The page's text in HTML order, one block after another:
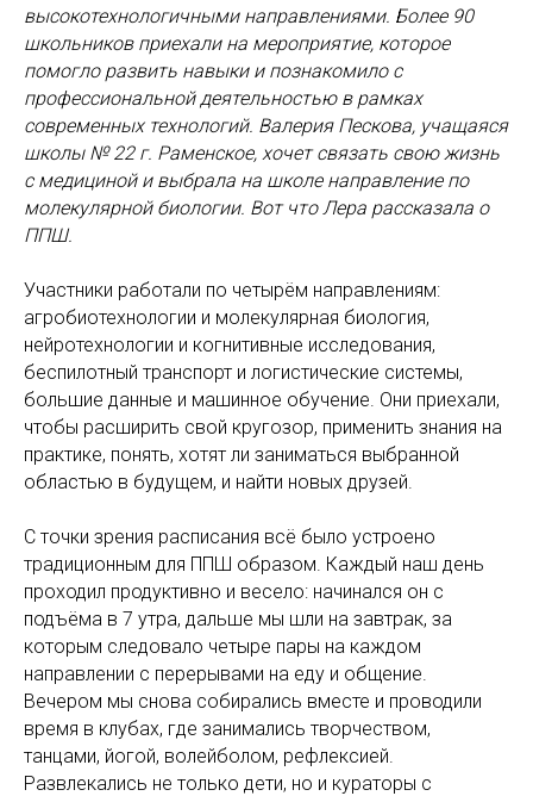
высокотехнологичными направлениями. Более 90
школьников приехали на мероприятие, которое
помогло развить навыки и познакомило с
профессиональной деятельностью в рамках
современных технологий. Валерия Пескова, учащаяся
школы № 22 г. Раменское, хочет связать свою жизнь
с медициной и выбрала на школе направление по
молекулярной биологии. Вот что Лера рассказала о
ППШ.
Участники работали по четырём направлениям:
агробиотехнологии и молекулярная биология,
нейротехнологии и когнитивные исследования,
беспилотный транспорт и логистические системы,
большие данные и машинное обучение. Они приехали,
чтобы расширить свой кругозор, применить знания на
практике, понять, хотят ли заниматься выбранной
областью в будущем, и найти новых друзей.
С точки зрения расписания всё было устроено
традиционным для ППШ образом. Каждый наш день
проходил продуктивно и весело: начинался он с
подъёма в 7 утра, дальше мы шли на завтрак, за
которым следовало четыре пары на каждом
направлении с перерывами на еду и общение.
Вечером мы снова собирались вместе и проводили
время в клубах, где занимались творчеством,
танцами, йогой, волейболом, рефлексией.
Развлекались не только дети, но и кураторы с